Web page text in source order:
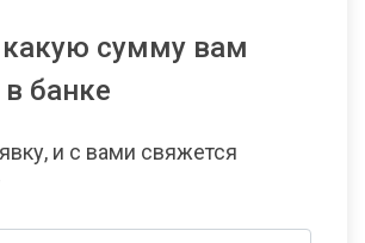
какую сумму вам
банке
и с вами свяжется